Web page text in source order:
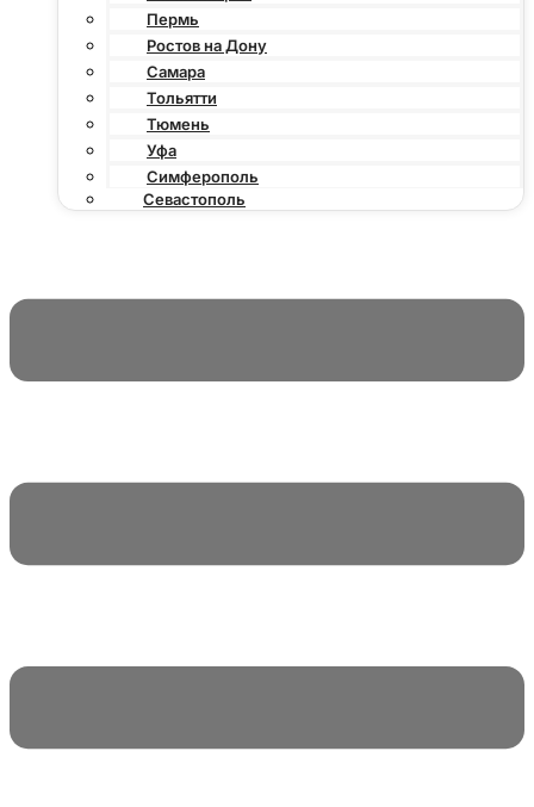
Пермь
Ростов на Дону
Самара
Тольятти
Тюмень
Уфа
Симферополь
Севастополь